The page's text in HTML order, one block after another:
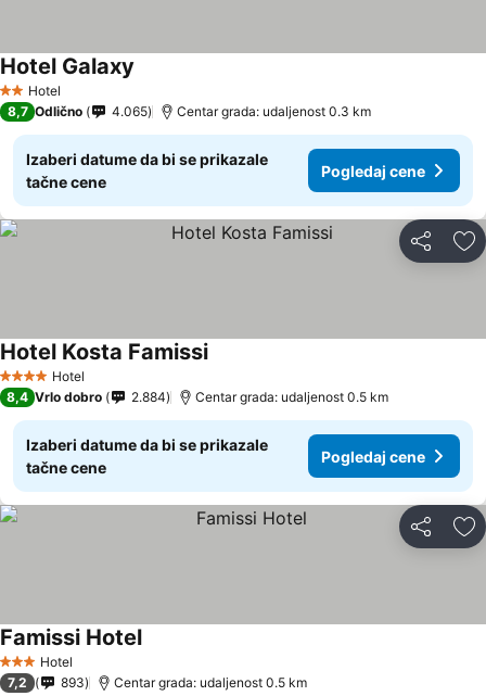
2 Zvezdice
Hotel
Hotel Galaxy
8,7 Odlično 4.065 Centar grada: udaljenost 0.3 km
Izaberi datume da bi se prikazale
tačne cene
Pogledaj cene
Deli
4 ZvezdiceHotel
Hotel Kosta Famissi
8,4 Vrlo dobro 2.884 Centar grada: udaljenost 0.5 km
Izaberi datume da bi se prikazale
tačne cene
Pogledaj cene
Deli
3 Zvezdice
Hotel
Famissi Hotel
7,2 893 Centar grada: udaljenost 0.5 km